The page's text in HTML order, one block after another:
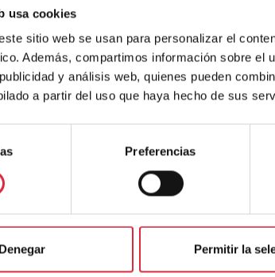
usa cookies
sitio web se usan para personalizar el
Además, compartimos información sobre el
y análisis web, quienes pueden
a partir del uso que haya hecho de sus
Preferencias
Denegar Permitir la
lo compartas en tus redes sociales.
redes: